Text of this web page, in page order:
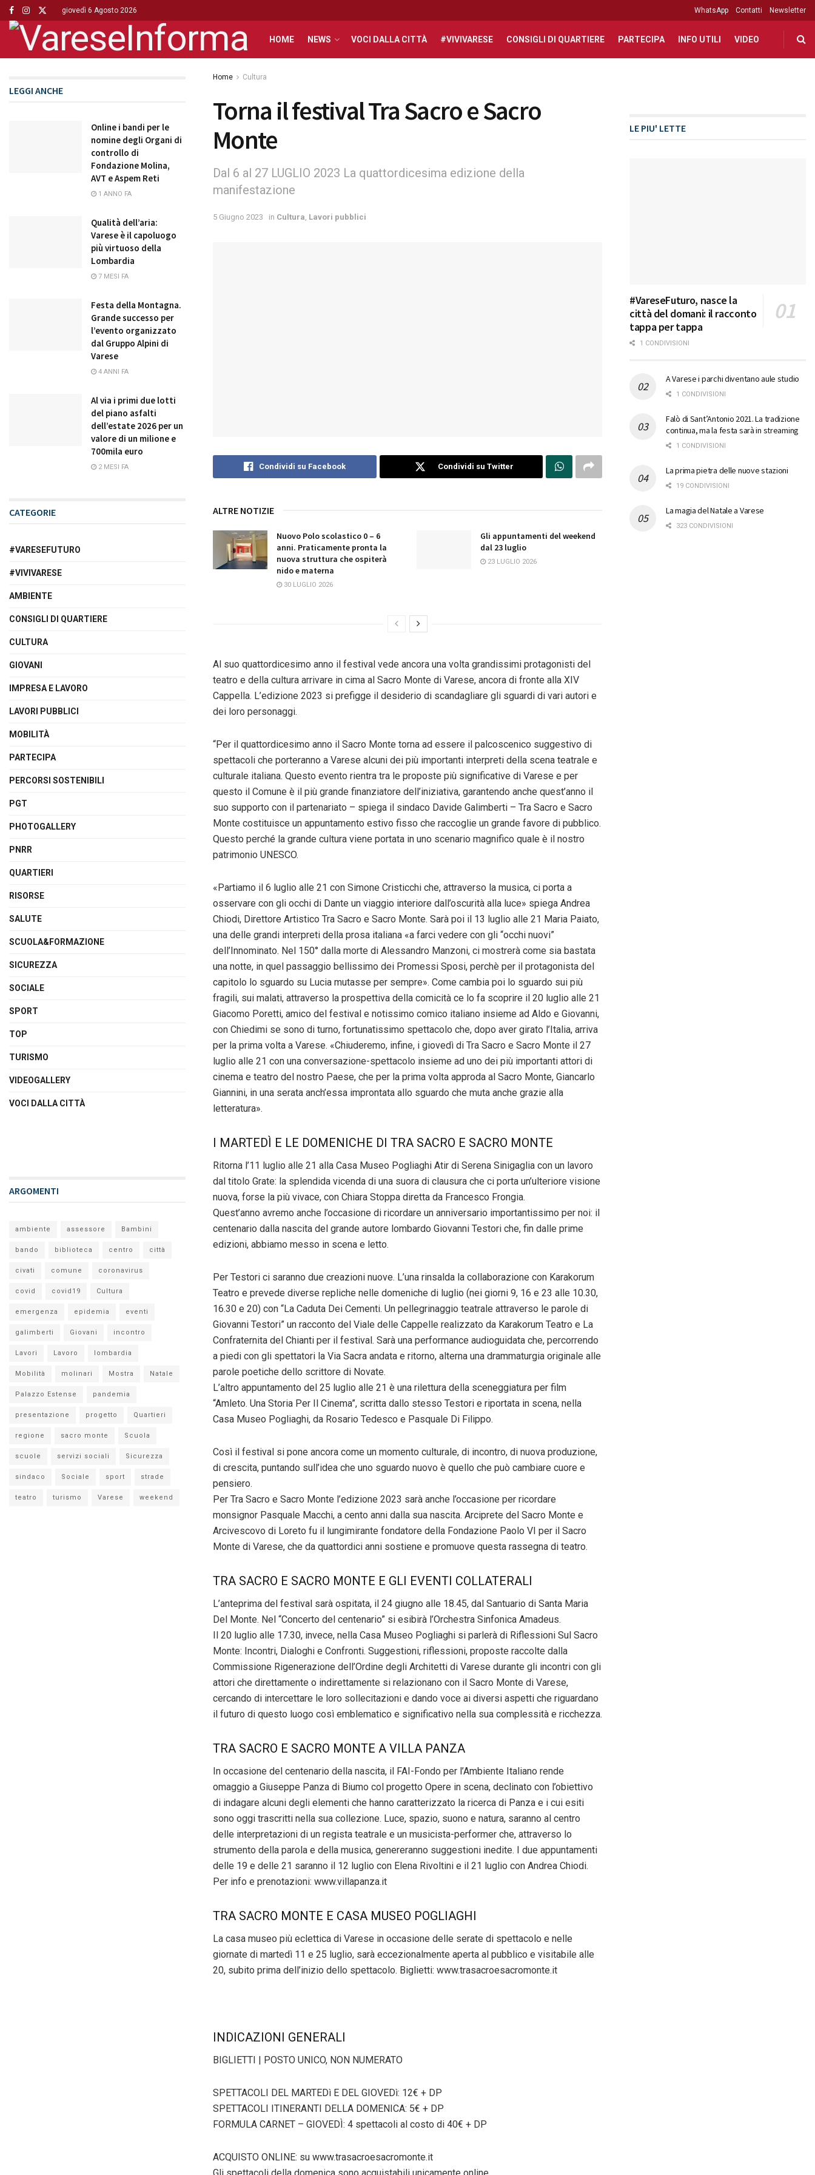
giovedì 6 Agosto 2026 WhatsApp Contatti Newsletter
HOME NEWS VOCI DALLA CITTÀ #VIVIVARESE CONSIGLI DI QUARTIERE PARTECIPA INFO UTILI VIDEO
Home Cultura
Torna il festival Tra Sacro e Sacro
Monte
Dal 6 al 27 LUGLIO 2023 La quattordicesima edizione della
manifestazione
5 Giugno 2023 in Cultura Lavori pubblici
Condividi su Facebook Condividi su Twitter
ALTRE NOTIZIE
Nuovo Polo scolastico 0 – 6
anni. Praticamente pronta la
nuova struttura che ospiterà
nido e materna
30 LUGLIO 2026
Gli appuntamenti del weekend
dal 23 luglio
23 LUGLIO 2026
Al suo quattordicesimo anno il festival vede ancora una volta grandissimi protagonisti del
teatro e della cultura arrivare in cima al Sacro Monte di Varese, ancora di fronte alla XIV
Cappella. L’edizione 2023 si prefigge il desiderio di scandagliare gli sguardi di vari autori e
dei loro personaggi.
“Per il quattordicesimo anno il Sacro Monte torna ad essere il palcoscenico suggestivo di
spettacoli che porteranno a Varese alcuni dei più importanti interpreti della scena teatrale e
culturale italiana. Questo evento rientra tra le proposte più significative di Varese e per
questo il Comune è il più grande finanziatore dell’iniziativa, garantendo anche quest’anno il
suo supporto con il partenariato – spiega il sindaco Davide Galimberti – Tra Sacro e Sacro
Monte costituisce un appuntamento estivo fisso che raccoglie un grande favore di pubblico.
Questo perché la grande cultura viene portata in uno scenario magnifico quale è il nostro
patrimonio UNESCO.
«Partiamo il 6 luglio alle 21 con Simone Cristicchi che, attraverso la musica, ci porta a
osservare con gli occhi di Dante un viaggio interiore dall’oscurità alla luce» spiega Andrea
Chiodi, Direttore Artistico Tra Sacro e Sacro Monte. Sarà poi il 13 luglio alle 21 Maria Paiato,
una delle grandi interpreti della prosa italiana «a farci vedere con gli “occhi nuovi”
dell’Innominato. Nel 150° dalla morte di Alessandro Manzoni, ci mostrerà come sia bastata
una notte, in quel passaggio bellissimo dei Promessi Sposi, perchè per il protagonista del
capitolo lo sguardo su Lucia mutasse per sempre». Come cambia poi lo sguardo sui più
fragili, sui malati, attraverso la prospettiva della comicità ce lo fa scoprire il 20 luglio alle 21
Giacomo Poretti, amico del festival e notissimo comico italiano insieme ad Aldo e Giovanni,
con Chiedimi se sono di turno, fortunatissimo spettacolo che, dopo aver girato l’Italia, arriva
per la prima volta a Varese. «Chiuderemo, infine, i giovedì di Tra Sacro e Sacro Monte il 27
luglio alle 21 con una conversazione-spettacolo insieme ad uno dei più importanti attori di
cinema e teatro del nostro Paese, che per la prima volta approda al Sacro Monte, Giancarlo
Giannini, in una serata anch’essa improntata allo sguardo che muta anche grazie alla
letteratura».
I MARTEDÌ E LE DOMENICHE DI TRA SACRO E SACRO MONTE
Ritorna l’11 luglio alle 21 alla Casa Museo Pogliaghi Atir di Serena Sinigaglia con un lavoro
dal titolo Grate: la splendida vicenda di una suora di clausura che ci porta un’ulteriore visione
nuova, forse la più vivace, con Chiara Stoppa diretta da Francesco Frongia.
Quest’anno avremo anche l’occasione di ricordare un anniversario importantissimo per noi: il
centenario dalla nascita del grande autore lombardo Giovanni Testori che, fin dalle prime
edizioni, abbiamo messo in scena e letto.
Per Testori ci saranno due creazioni nuove. L’una rinsalda la collaborazione con Karakorum
Teatro e prevede diverse repliche nelle domeniche di luglio (nei giorni 9, 16 e 23 alle 10.30,
16.30 e 20) con “La Caduta Dei Cementi. Un pellegrinaggio teatrale attraverso le parole di
Giovanni Testori” un racconto del Viale delle Cappelle realizzato da Karakorum Teatro e La
Confraternita del Chianti per il festival. Sarà una performance audioguidata che, percorrendo
a piedi con gli spettatori la Via Sacra andata e ritorno, alterna una drammaturgia originale alle
parole poetiche dello scrittore di Novate.
L’altro appuntamento del 25 luglio alle 21 è una rilettura della sceneggiatura per film
“Amleto. Una Storia Per Il Cinema”, scritta dallo stesso Testori e riportata in scena, nella
Casa Museo Pogliaghi, da Rosario Tedesco e Pasquale Di Filippo.
Così il festival si pone ancora come un momento culturale, di incontro, di nuova produzione,
di crescita, puntando sull’idea che uno sguardo nuovo è quello che può cambiare cuore e
pensiero.
Per Tra Sacro e Sacro Monte l’edizione 2023 sarà anche l’occasione per ricordare
monsignor Pasquale Macchi, a cento anni dalla sua nascita. Arciprete del Sacro Monte e
Arcivescovo di Loreto fu il lungimirante fondatore della Fondazione Paolo VI per il Sacro
Monte di Varese, che da quattordici anni sostiene e promuove questa rassegna di teatro.
TRA SACRO E SACRO MONTE E GLI EVENTI COLLATERALI
L’anteprima del festival sarà ospitata, il 24 giugno alle 18.45, dal Santuario di Santa Maria
Del Monte. Nel “Concerto del centenario” si esibirà l’Orchestra Sinfonica Amadeus.
Il 20 luglio alle 17.30, invece, nella Casa Museo Pogliaghi si parlerà di Riflessioni Sul Sacro
Monte: Incontri, Dialoghi e Confronti. Suggestioni, riflessioni, proposte raccolte dalla
Commissione Rigenerazione dell’Ordine degli Architetti di Varese durante gli incontri con gli
attori che direttamente o indirettamente si relazionano con il Sacro Monte di Varese,
cercando di intercettare le loro sollecitazioni e dando voce ai diversi aspetti che riguardano
il futuro di questo luogo così emblematico e significativo nella sua complessità e ricchezza.
TRA SACRO E SACRO MONTE A VILLA PANZA
In occasione del centenario della nascita, il FAI-Fondo per l’Ambiente Italiano rende
omaggio a Giuseppe Panza di Biumo col progetto Opere in scena, declinato con l’obiettivo
di indagare alcuni degli elementi che hanno caratterizzato la ricerca di Panza e i cui esiti
sono oggi trascritti nella sua collezione. Luce, spazio, suono e natura, saranno al centro
delle interpretazioni di un regista teatrale e un musicista-performer che, attraverso lo
strumento della parola e della musica, genereranno suggestioni inedite. I due appuntamenti
delle 19 e delle 21 saranno il 12 luglio con Elena Rivoltini e il 21 luglio con Andrea Chiodi.
Per info e prenotazioni: www.villapanza.it
TRA SACRO MONTE E CASA MUSEO POGLIAGHI
La casa museo più eclettica di Varese in occasione delle serate di spettacolo e nelle
giornate di martedì 11 e 25 luglio, sarà eccezionalmente aperta al pubblico e visitabile alle
20, subito prima dell’inizio dello spettacolo. Biglietti: www.trasacroesacromonte.it
INDICAZIONI GENERALI
BIGLIETTI | POSTO UNICO, NON NUMERATO
SPETTACOLI DEL MARTEDì E DEL GIOVEDì: 12€ + DP
SPETTACOLI ITINERANTI DELLA DOMENICA: 5€ + DP
FORMULA CARNET – GIOVEDÌ: 4 spettacoli al costo di 40€ + DP
ACQUISTO ONLINE: su www.trasacroesacromonte.it
LEGGI ANCHE
Online i bandi per le
nomine degli Organi di
controllo di
Fondazione Molina,
AVT e Aspem Reti
1 ANNO FA
Qualità dell’aria:
Varese è il capoluogo
più virtuoso della
Lombardia
7 MESI FA
Festa della Montagna.
Grande successo per
l’evento organizzato
dal Gruppo Alpini di
Varese
4 ANNI FA
Al via i primi due lotti
del piano asfalti
dell’estate 2026 per un
valore di un milione e
700mila euro
2 MESI FA
CATEGORIE
#VARESEFUTURO
#VIVIVARESE
AMBIENTE
CONSIGLI DI QUARTIERE
CULTURA
GIOVANI
IMPRESA E LAVORO
LAVORI PUBBLICI
MOBILITÀ
PARTECIPA
PERCORSI SOSTENIBILI
PGT
PHOTOGALLERY
PNRR
QUARTIERI
RISORSE
SALUTE
SCUOLA&FORMAZIONE
SICUREZZA
SOCIALE
SPORT
TOP
TURISMO
VIDEOGALLERY
VOCI DALLA CITTÀ
ARGOMENTI
ambiente assessore Bambini
bando biblioteca centro città
civati comune coronavirus
covid covid19 Cultura
emergenza epidemia eventi
galimberti Giovani incontro
Lavori Lavoro lombardia
Mobilità molinari Mostra Natale
Palazzo Estense pandemia
presentazione progetto Quartieri
regione sacro monte Scuola
scuole servizi sociali Sicurezza
sindaco Sociale sport strade
teatro turismo Varese weekend
LE PIU' LETTE
#VareseFuturo, nasce la
città del domani: il racconto
tappa per tappa
1 CONDIVISIONI
A Varese i parchi diventano aule studio
1 CONDIVISIONI
Falò di Sant’Antonio 2021. La tradizione
continua, ma la festa sarà in streaming
1 CONDIVISIONI
La prima pietra delle nuove stazioni
19 CONDIVISIONI
La magia del Natale a Varese
323 CONDIVISIONI